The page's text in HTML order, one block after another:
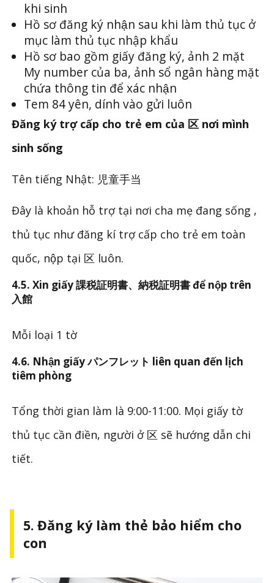
khi sinh
Hồ sơ đăng ký nhận sau khi làm thủ tục ở
mục làm thủ tục nhập khẩu
Hồ sơ bao gồm giấy đăng ký, ảnh 2 mặt
My number của ba, ảnh sổ ngân hàng mặt
chứa thông tin để xác nhận
Tem 84 yên, dính vào gửi luôn
Đăng ký trợ cấp cho trẻ em của 区 nơi mình
sinh sống
Tên tiếng Nhật: 児童手当
Đây là khoản hỗ trợ tại nơi cha mẹ đang sống ,
thủ tục như đăng kí trợ cấp cho trẻ em toàn
quốc, nộp tại 区 luôn.
4.5. Xin giấy 課税証明書、納税証明書 để nộp trên
入館
Mỗi loại 1 tờ
4.6. Nhận giấy パンフレット liên quan đến lịch
tiêm phòng
Tổng thời gian làm là 9:00-11:00. Mọi giấy tờ
thủ tục cần điền, người ở 区 sẽ hướng dẫn chi
tiết.
5. Đăng ký làm thẻ bảo hiểm cho
con